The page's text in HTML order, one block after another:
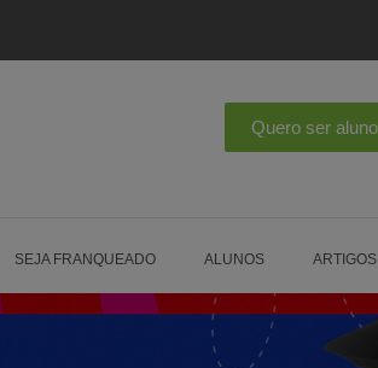
SEJA FRANQUEADO ALUNOS ARTIGOS